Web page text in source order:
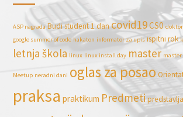
ASP nagrada Budi student 1 dancovid19CS0
google summer of code hakaton informator za upis ispitni rok
letnja škola linux linux install day master
Meetup neradni dani oglas za posao
praksa praktikum Predmeti